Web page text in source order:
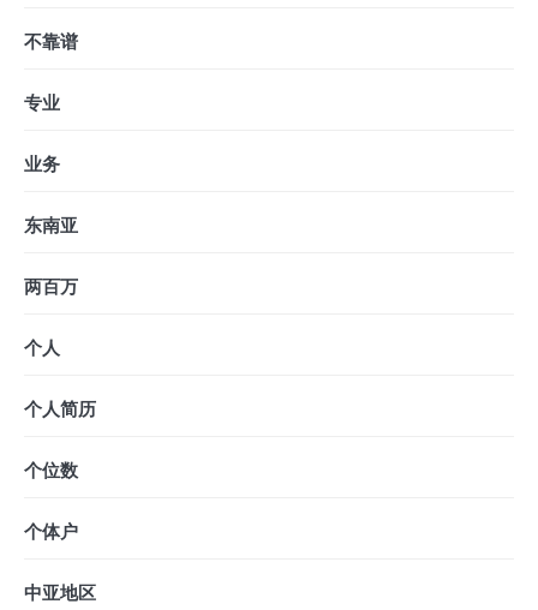
不靠谱
专业
业务
东南亚
两百万
个人
个人简历
个位数
个体户
中亚地区